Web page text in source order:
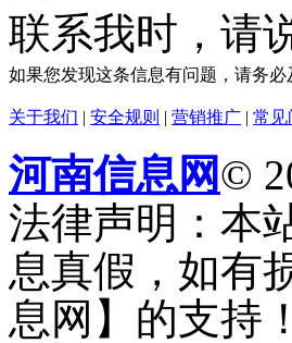
联系我时，请
如果您发现这条信息有问题，请务必
关于我们 | 安全规则 | 营销推广 | 常见
河南信息网©
法律声明：本
息真假，如有
息网】的支持